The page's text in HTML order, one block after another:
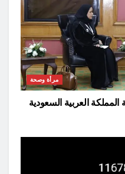
مرأة وصحة
العربية السعودية